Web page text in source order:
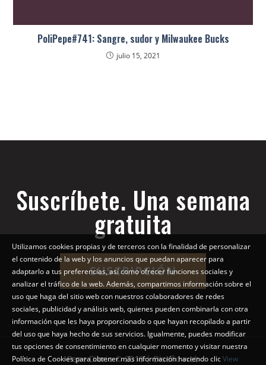
PoliPepe#741: Sangre, sudor y Milwaukee Bucks
julio 15, 2021
Suscríbete. Una semana
gratuita
SUSCRIPCIÓN
Pepe Diario © 2018 | Diseño web
Utilizamos cookies propias y de terceros con la finalidad de personalizar
el contenido de la web y los anuncios que puedan aparecer para
adaptarlo a tus preferencias, así como ofrecer funciones sociales y
analizar el tráfico de la web. Además, compartimos información sobre el
uso que haga del sitio web con nuestros colaboradores de redes
sociales, publicidad y análisis web, quienes pueden combinarla con otra
información que les haya proporcionado o que hayan recopilado a partir
del uso que haya hecho de sus servicios. Igualmente, puedes modificar
tus opciones de consentimiento en cualquier momento y visitar nuestra
Política de Cookies para obtener más información haciendo clicView